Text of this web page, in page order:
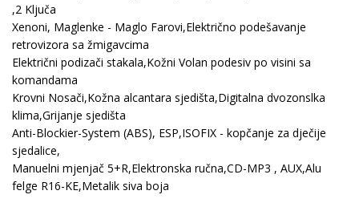
,2 Ključa
Xenoni, Maglenke - Maglo Farovi,Električno podešavanje
retrovizora sa žmigavcima
Električni podizači stakala,Kožni Volan podesiv po visini sa
komandama
Krovni Nosači,Kožna alcantara sjedišta,Digitalna dvozonslka
klima,Grijanje sjedišta
Anti-Blockier-System (ABS), ESP,ISOFIX - kopčanje za dječije
sjedalice,
Manuelni mjenjač 5+R,Elektronska ručna,CD-MP3 , AUX,Alu
felge R16-KE,Metalik siva boja